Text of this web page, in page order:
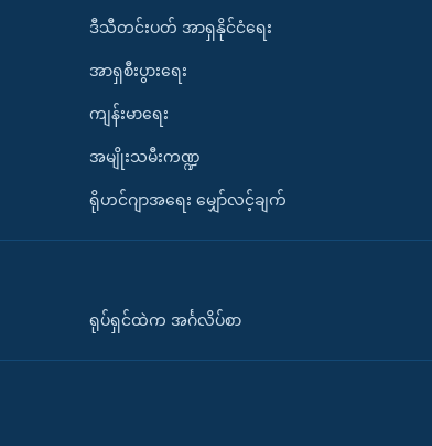
ဒီသီတင်းပတ် အာရှနိုင်ငံရေး
အာရှစီးပွားရေး
ကျန်းမာရေး
အမျိုးသမီးကဏ္ဍ
ရိုဟင်ဂျာအရေး မျှော်လင့်ချက်
ရုပ်ရှင်ထဲက အင်္ဂလိပ်စာ